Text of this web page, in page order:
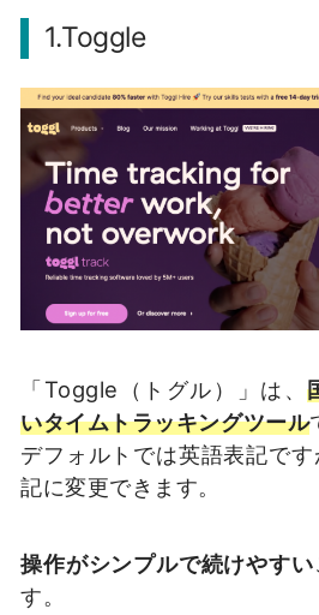
1.Toggle
「Toggle（トグル）」は、
いタイムトラッキングツール
デフォルトでは英語表記で
記に変更できます。
操作がシンプルで続けやすい
す。